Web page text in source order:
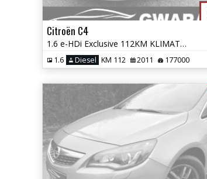
Citroën C4
1.6 e-HDi Exclusive 112KM KLIMATRONIC ALU PDC GRZ.FOTELE OPŁATY GWARAN
1.6 Diesel KM 112 2011 177000